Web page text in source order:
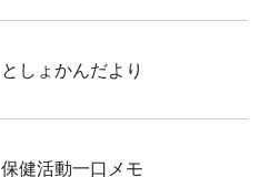
としょかんだより
保健活動一口メモ